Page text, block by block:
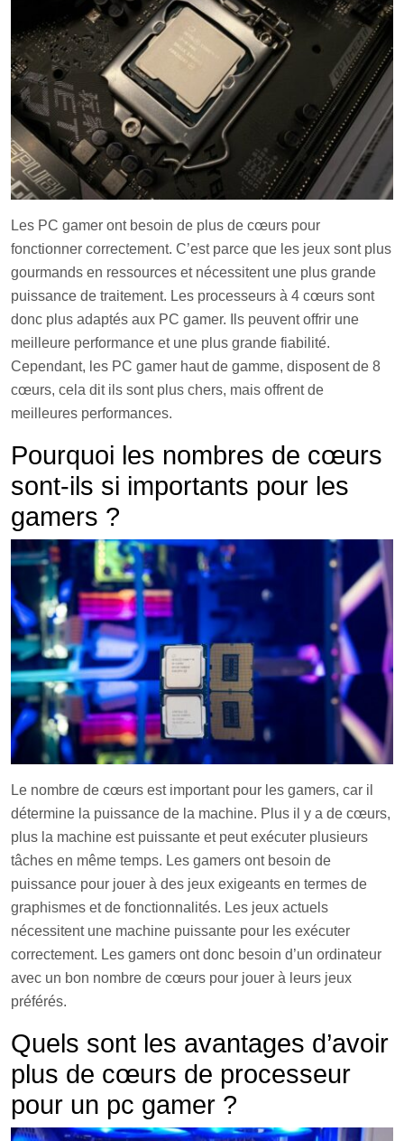
Les PC gamer ont besoin de plus de cœurs pour
fonctionner correctement. C’est parce que les jeux sont plus
gourmands en ressources et nécessitent une plus grande
puissance de traitement. Les processeurs à 4 cœurs sont
donc plus adaptés aux PC gamer. Ils peuvent offrir une
meilleure performance et une plus grande fiabilité.
Cependant, les PC gamer haut de gamme, disposent de 8
cœurs, cela dit ils sont plus chers, mais offrent de
meilleures performances.
Pourquoi les nombres de cœurs
sont-ils si importants pour les
gamers ?
Le nombre de cœurs est important pour les gamers, car il
détermine la puissance de la machine. Plus il y a de cœurs,
plus la machine est puissante et peut exécuter plusieurs
tâches en même temps. Les gamers ont besoin de
puissance pour jouer à des jeux exigeants en termes de
graphismes et de fonctionnalités. Les jeux actuels
nécessitent une machine puissante pour les exécuter
correctement. Les gamers ont donc besoin d’un ordinateur
avec un bon nombre de cœurs pour jouer à leurs jeux
préférés.
Quels sont les avantages d’avoir
plus de cœurs de processeur
pour un pc gamer ?